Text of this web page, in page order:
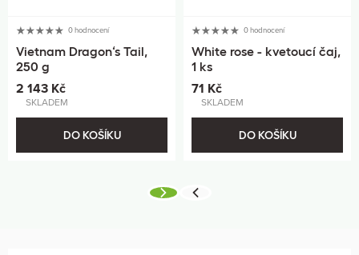
0 hodnocení
Vietnam Dragon‘s Tail,
250 g
2 143 Kč
SKLADEM
DO KOŠÍKU
0 hodnocení
White rose - kvetoucí čaj,
1 ks
71 Kč
SKLADEM
DO KOŠÍKU